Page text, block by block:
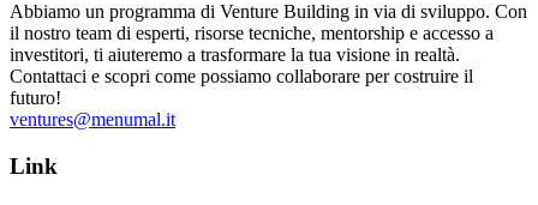
Abbiamo un programma di Venture Building in via di sviluppo. Con
il nostro team di esperti, risorse tecniche, mentorship e accesso a
investitori, ti aiuteremo a trasformare la tua visione in realtà.
Contattaci e scopri come possiamo collaborare per costruire il
futuro!
ventures@menumal.it
Link